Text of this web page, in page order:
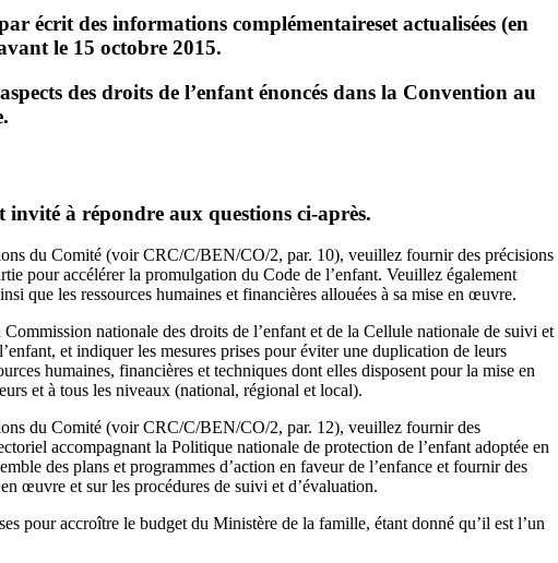
écrit des informations complémentaireset actualisées (en
le 15 octobre 2015.
des droits de l’enfant énoncés dans la Convention au
à répondre aux questions ci‑après.
du Comité (voir CRC/C/BEN/CO/2, par. 10), veuillez fournir des précisions
pour accélérer la promulgation du Code de l’enfant. Veuillez également
que les ressources humaines et financières allouées à sa mise en œuvre.
nationale des droits de l’enfant et de la Cellule nationale de suivi et
et indiquer les mesures prises pour éviter une duplication de leurs
humaines, financières et techniques dont elles disposent pour la mise en
et à tous les niveaux (national, régional et local).
du Comité (voir CRC/C/BEN/CO/2, par. 12), veuillez fournir des
accompagnant la Politique nationale de protection de l’enfant adoptée en
des plans et programmes d’action en faveur de l’enfance et fournir des
œuvre et sur les procédures de suivi et d’évaluation.
pour accroître le budget du Ministère de la famille, étant donné qu’il est l’un